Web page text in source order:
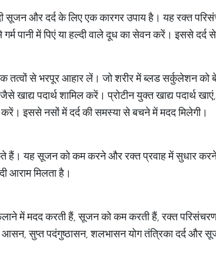
सूजन और दर्द के लिए एक कारगर उपाय है। यह रक्त
पानी में पिएं या हल्दी वाले दूध का सेवन करें। इससे दर्द
से भरपूर आहार लें। जो शरीर में ब्लड सर्कुलेशन को
जैसे खाद्य पदार्थ शामिल करें। प्रोटीन युक्त खाद्य पदार्थ
इससे नसों में दर्द की समस्या से बचने में मदद मिलेगी।
हैं। यह सूजन को कम करने और रक्त प्रवाह में सुधार
आराम मिलता है।
में मदद करती हैं, सूजन को कम करती हैं, रक्त
आसन, सुप्त पदंगुष्ठासन, शलभासन योग तंत्रिका दर्द